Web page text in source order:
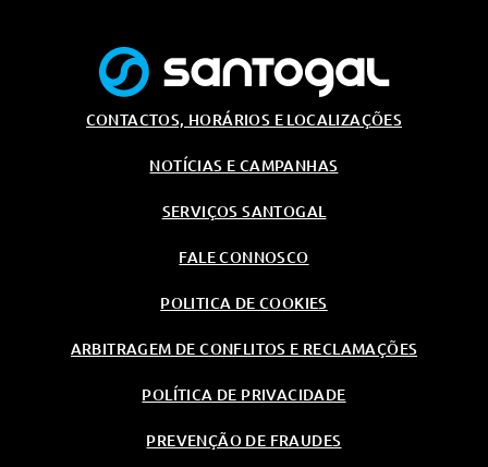
CONTACTOS, HORÁRIOS E LOCALIZAÇÕES
NOTÍCIAS E CAMPANHAS
SERVIÇOS SANTOGAL
FALE CONNOSCO
POLITICA DE COOKIES
ARBITRAGEM DE CONFLITOS E RECLAMAÇÕES
POLÍTICA DE PRIVACIDADE
PREVENÇÃO DE FRAUDES